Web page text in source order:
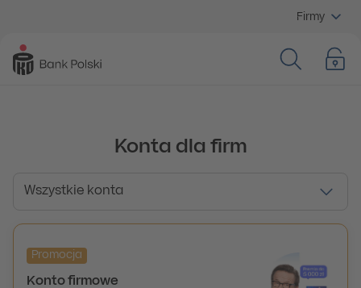
Firmy
Konta dla firm
Wszystkie konta
Wszystkie konta
Promocja
Konto firmowe